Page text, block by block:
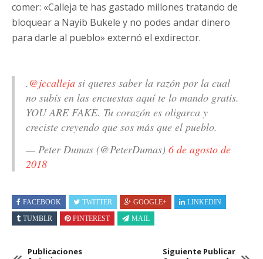
comer: «Calleja te has gastado millones tratando de
bloquear a Nayib Bukele y no podes andar dinero
para darle al pueblo» externó el exdirector.
.@jccalleja si queres saber la razón por la cual
no subís en las encuestas aquí te lo mando gratis.
YOU ARE FAKE. Tu corazón es oligarca y
creciste creyendo que sos más que el pueblo.
— Peter Dumas (@PeterDumas) 6 de agosto de
2018
FACEBOOK TWITTER GOOGLE+
LINKEDIN
TUMBLR
PINTEREST MAIL
Publicaciones
Siguiente Publicar